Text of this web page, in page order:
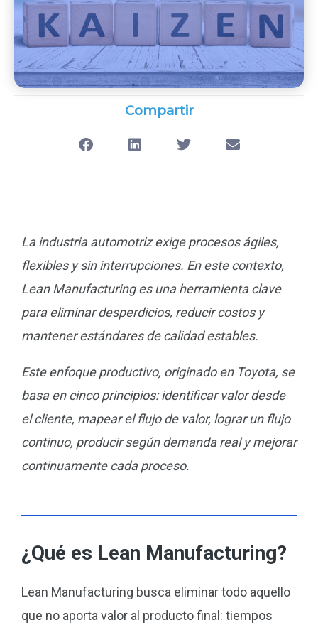
Compartir
La industria automotriz exige procesos ágiles,
flexibles y sin interrupciones. En este contexto,
Lean Manufacturing es una herramienta clave
para eliminar desperdicios, reducir costos y
mantener estándares de calidad estables.
Este enfoque productivo, originado en Toyota, se
basa en cinco principios: identificar valor desde
el cliente, mapear el flujo de valor, lograr un flujo
continuo, producir según demanda real y mejorar
continuamente cada proceso.
¿Qué es Lean Manufacturing?
Lean Manufacturing busca eliminar todo aquello
que no aporta valor al producto final: tiempos